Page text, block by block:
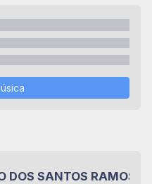
DOS SANTOS RAMOS